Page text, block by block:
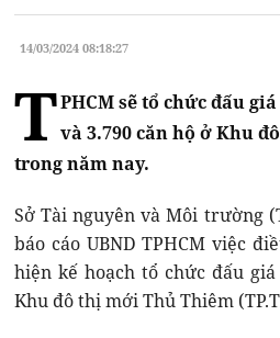
14/03/2024 08:18:27
TPHCM sẽ tổ chức đấu
và 3.790 căn hộ ở Khu
trong năm nay.
Sở Tài nguyên và Môi trường
báo cáo UBND TPHCM việc
hiện kế hoạch tổ chức đấu
Khu đô thị mới Thủ Thiêm